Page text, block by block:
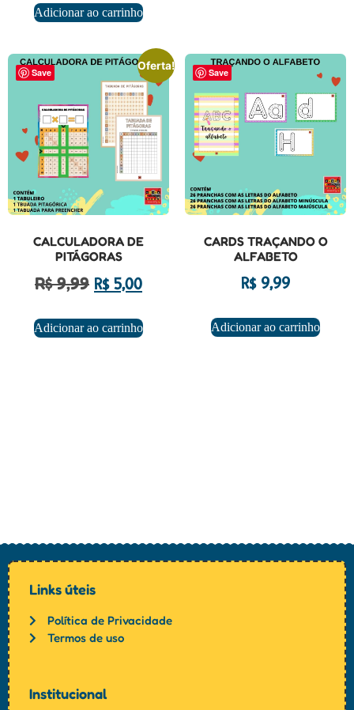
Adicionar ao carrinho
Save
Oferta!
CALCULADORA DE
PITÁGORAS
R$9,99 R$5,00
Adicionar ao carrinho
Save
CARDS TRAÇANDO O
ALFABETO
R$9,99
Adicionar ao carrinho
Links úteis
Política de Privacidade
Termos de uso
Institucional